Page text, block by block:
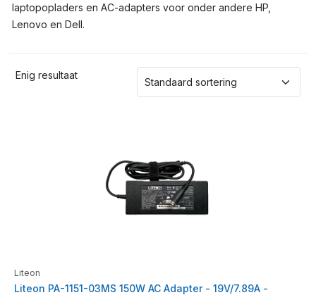
laptopopladers en AC-adapters voor onder andere HP,
Lenovo en Dell.
Enig resultaat
Liteon
Liteon PA-1151-03MS 150W AC Adapter - 19V/7.89A -